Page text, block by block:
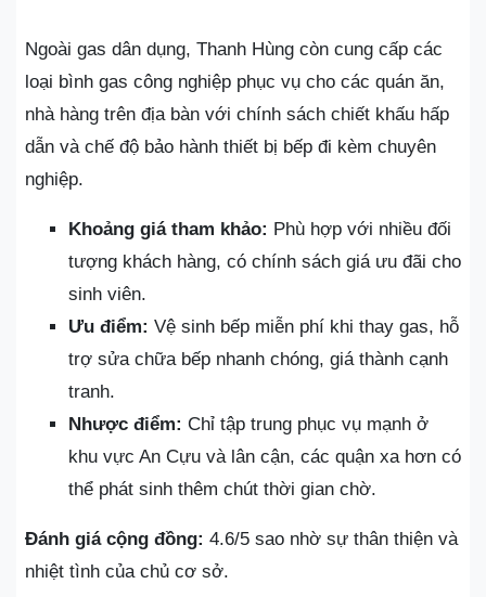
Ngoài gas dân dụng, Thanh Hùng còn cung cấp các
loại bình gas công nghiệp phục vụ cho các quán ăn,
nhà hàng trên địa bàn với chính sách chiết khấu hấp
dẫn và chế độ bảo hành thiết bị bếp đi kèm chuyên
nghiệp.
Khoảng giá tham khảo: Phù hợp với nhiều đối
tượng khách hàng, có chính sách giá ưu đãi cho
sinh viên.
Ưu điểm: Vệ sinh bếp miễn phí khi thay gas, hỗ
trợ sửa chữa bếp nhanh chóng, giá thành cạnh
tranh.
Nhược điểm: Chỉ tập trung phục vụ mạnh ở
khu vực An Cựu và lân cận, các quận xa hơn có
thể phát sinh thêm chút thời gian chờ.
Đánh giá cộng đồng: 4.6/5 sao nhờ sự thân thiện và
nhiệt tình của chủ cơ sở.